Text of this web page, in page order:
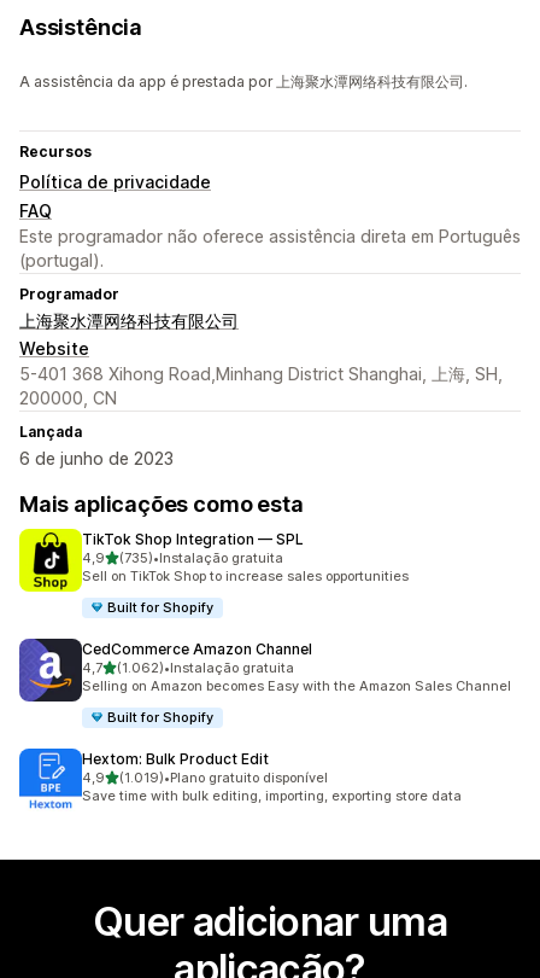
Assistência
A assistência da app é prestada por 上海聚水潭网络科技有限公司.
Recursos
Política de privacidade
FAQ
Este programador não oferece assistência direta em Português
(portugal).
Programador
上海聚水潭网络科技有限公司
Website
5-401 368 Xihong Road,Minhang District Shanghai, 上海, SH,
200000, CN
Lançada
6 de junho de 2023
Mais aplicações como esta
TikTok Shop Integration — SPL
4,9de 5 estrelas
(735)
735 total de avaliações
•Instalação gratuita
Sell on TikTok Shop to increase sales opportunities
Built for Shopify
CedCommerce Amazon Channel
4,7de 5 estrelas
(1.062)
1062 total de avaliações
•Instalação gratuita
Selling on Amazon becomes Easy with the Amazon Sales Channel
Built for Shopify
Hextom: Bulk Product Edit
4,9de 5 estrelas
(1.019)
1019 total de avaliações
•Plano gratuito disponível
Save time with bulk editing, importing, exporting store data
Quer adicionar uma